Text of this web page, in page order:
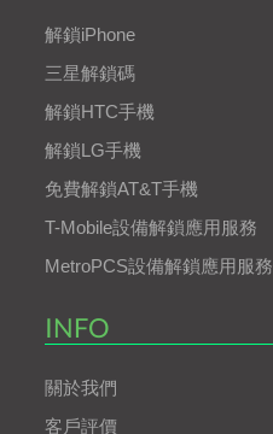
解鎖iPhone
三星解鎖碼
解鎖HTC手機
解鎖LG手機
免費解鎖AT&T手機
T-Mobile設備解鎖應用服務
MetroPCS設備解鎖應用服務
INFO
關於我們
客戶評價